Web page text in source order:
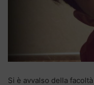
Si è avvalso della